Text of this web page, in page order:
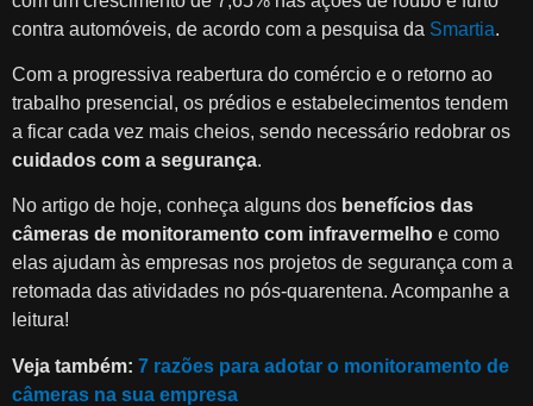
contra automóveis, de acordo com a pesquisa da Smartia.
Com a progressiva reabertura do comércio e o retorno ao
trabalho presencial, os prédios e estabelecimentos tendem
a ficar cada vez mais cheios, sendo necessário redobrar os
cuidados com a segurança.
No artigo de hoje, conheça alguns dos benefícios das
câmeras de monitoramento com infravermelho e como
elas ajudam às empresas nos projetos de segurança com a
retomada das atividades no pós-quarentena. Acompanhe a
leitura!
Veja também: 7 razões para adotar o monitoramento de
câmeras na sua empresa